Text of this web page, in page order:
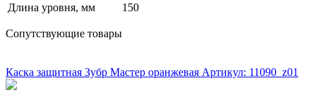
Длина уровня, мм
150
Сопутствующие товары
Каска защитная Зубр Мастер оранжевая Артикул: 11090_z01